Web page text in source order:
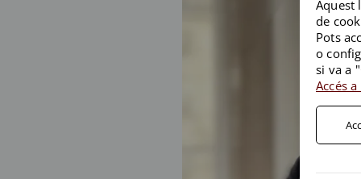
Aquest
de
Pots
o
si va a
Accés